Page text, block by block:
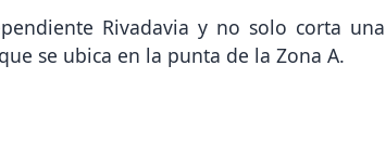
Rivadavia y no solo corta una
se ubica en la punta de la Zona A.